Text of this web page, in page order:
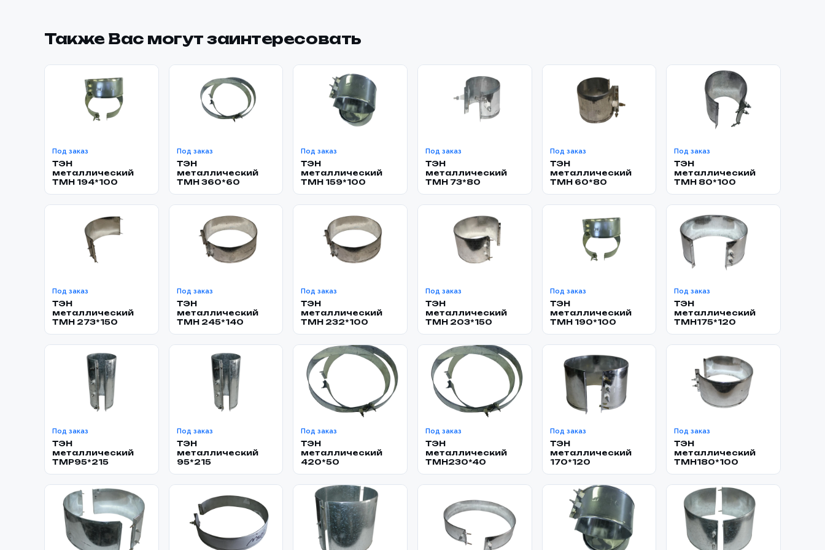
Также Вас могут заинтересовать
Под заказ
ТЭН
металлический
TMH 194*100
Под заказ
ТЭН
металлический
TMH 360*60
Под заказ
ТЭН
металлический
TMH 159*100
Под заказ
ТЭН
металлический
TMH 73*80
Под заказ
ТЭН
металлический
TMH 60*80
Под заказ
ТЭН
металлический
TMH 80*100
Под заказ
ТЭН
металлический
TMH 273*150
Под заказ
ТЭН
металлический
TMH 245*140
Под заказ
ТЭН
металлический
TMH 232*100
Под заказ
ТЭН
металлический
TMH 203*150
Под заказ
ТЭН
металлический
TMH 190*100
Под заказ
ТЭН
металлический
TMH175*120
Под заказ
ТЭН
металлический
TMP95*215
Под заказ
ТЭН
металлический
95*215
Под заказ
ТЭН
металлический
420*50
Под заказ
ТЭН
металлический
TMH230*40
Под заказ
ТЭН
металлический
170*120
Под заказ
ТЭН
металлический
TMH180*100